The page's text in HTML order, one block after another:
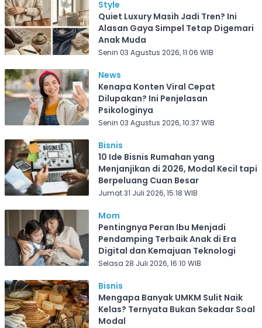
Style
Quiet Luxury Masih Jadi Tren? Ini
Alasan Gaya Simpel Tetap Digemari
Anak Muda
Senin 03 Agustus 2026, 11:06 WIB
News
Kenapa Konten Viral Cepat
Dilupakan? Ini Penjelasan
Psikologinya
Senin 03 Agustus 2026, 10:37 WIB
Bisnis
10 Ide Bisnis Rumahan yang
Menjanjikan di 2026, Modal Kecil tapi
Berpeluang Cuan Besar
Jumat 31 Juli 2026, 15:18 WIB
Mom
Pentingnya Peran Ibu Menjadi
Pendamping Terbaik Anak di Era
Digital dan Kemajuan Teknologi
Selasa 28 Juli 2026, 16:10 WIB
Bisnis
Mengapa Banyak UMKM Sulit Naik
Kelas? Ternyata Bukan Sekadar Soal
Modal